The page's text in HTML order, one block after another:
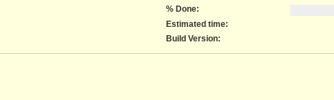
% Done:
Estimated time:
Build Version: